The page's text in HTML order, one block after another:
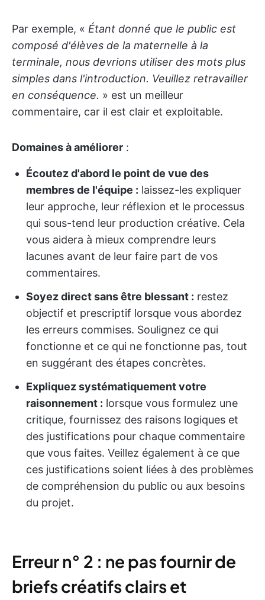
Par exemple, « Étant donné que le public est
composé d'élèves de la maternelle à la
terminale, nous devrions utiliser des mots plus
simples dans l'introduction. Veuillez retravailler
en conséquence. » est un meilleur
commentaire, car il est clair et exploitable.
Domaines à améliorer :
Écoutez d'abord le point de vue des
membres de l'équipe : laissez-les expliquer
leur approche, leur réflexion et le processus
qui sous-tend leur production créative. Cela
vous aidera à mieux comprendre leurs
lacunes avant de leur faire part de vos
commentaires.
Soyez direct sans être blessant : restez
objectif et prescriptif lorsque vous abordez
les erreurs commises. Soulignez ce qui
fonctionne et ce qui ne fonctionne pas, tout
en suggérant des étapes concrètes.
Expliquez systématiquement votre
raisonnement : lorsque vous formulez une
critique, fournissez des raisons logiques et
des justifications pour chaque commentaire
que vous faites. Veillez également à ce que
ces justifications soient liées à des problèmes
de compréhension du public ou aux besoins
du projet.
Erreur n° 2 : ne pas fournir de
briefs créatifs clairs et